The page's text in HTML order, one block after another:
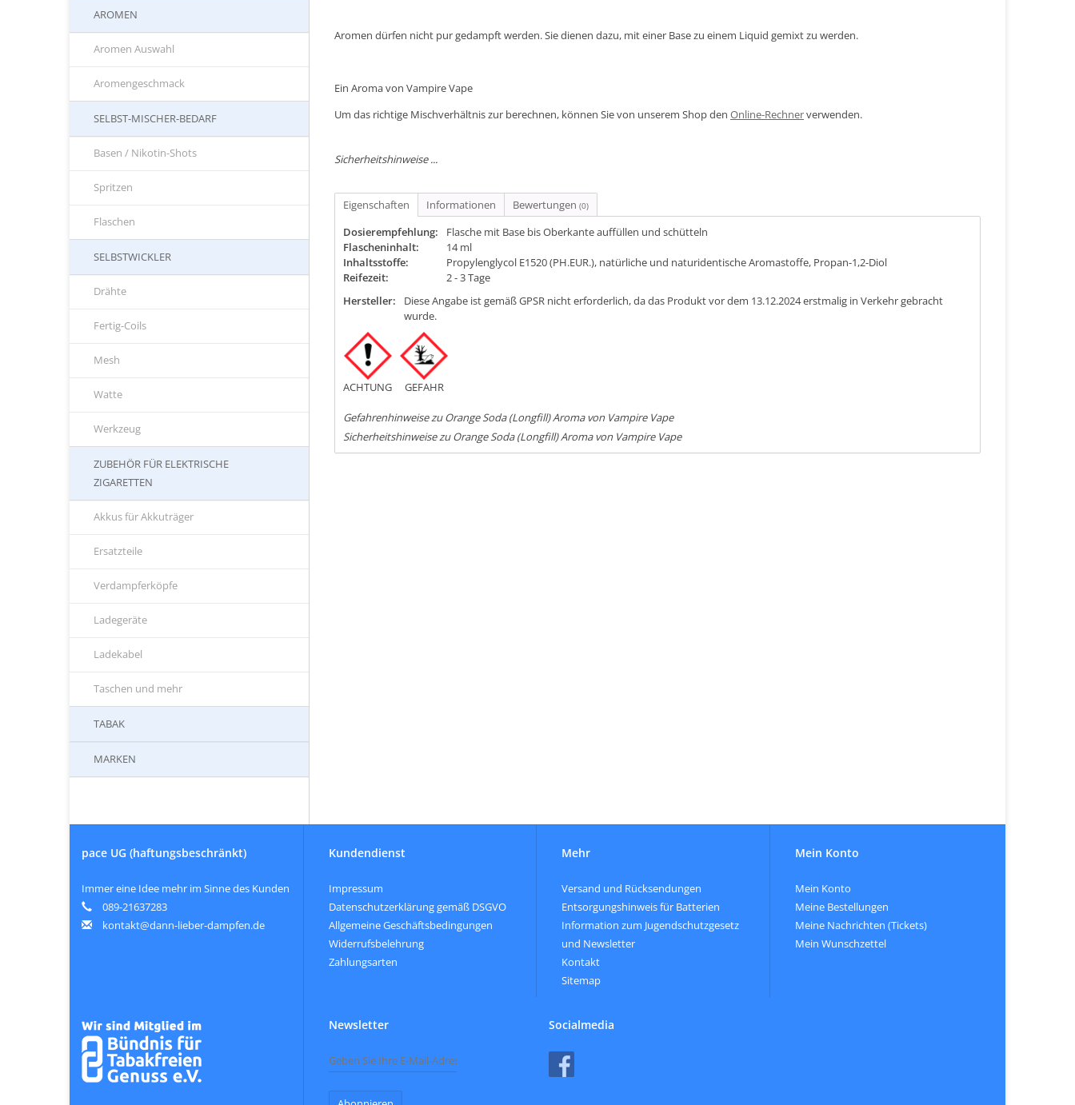
AROMEN
Aromen Auswahl
Aromengeschmack
SELBST-MISCHER-BEDARF
Basen / Nikotin-Shots
Spritzen
Flaschen
SELBSTWICKLER
Drähte
Fertig-Coils
Mesh
Watte
Werkzeug
ZUBEHÖR FÜR ELEKTRISCHE
ZIGARETTEN
Akkus für Akkuträger
Ersatzteile
Verdampferköpfe
Ladegeräte
Ladekabel
Taschen und mehr
TABAK
MARKEN
Aromen dürfen nicht pur gedampft werden. Sie dienen dazu, mit einer Base zu einem Liquid gemixt zu werden.
Ein Aroma von Vampire Vape
Um das richtige Mischverhältnis zur berechnen, können Sie von unserem Shop den Online-Rechnerverwenden.
Sicherheitshinweise ...
Eigenschaften Informationen Bewertungen (0)
Dosierempfehlung:
Flasche mit Base bis Oberkante auffüllen und schütteln
Flascheninhalt:
14 ml
Inhaltsstoffe:
Propylenglycol E1520 (PH.EUR.), natürliche und naturidentische Aromastoffe, Propan-1,2-Diol
Reifezeit:
2 - 3 Tage
Hersteller:
Diese Angabe ist gemäß GPSR nicht erforderlich, da das Produkt vor dem 13.12.2024 erstmalig in Verkehr gebracht
wurde.
ACHTUNG GEFAHR
Gefahrenhinweise zu Orange Soda (Longfill) Aroma von Vampire Vape
Sicherheitshinweise zu Orange Soda (Longfill) Aroma von Vampire Vape
pace UG (haftungsbeschränkt)
Immer eine Idee mehr im Sinne des Kunden
089-21637283
kontakt@dann-lieber-dampfen.de
Kundendienst
Impressum
Datenschutzerklärung gemäß DSGVO
Allgemeine Geschäftsbedingungen
Widerrufsbelehrung
Zahlungsarten
Mehr
Versand und Rücksendungen
Entsorgungshinweis für Batterien
Information zum Jugendschutzgesetz
und Newsletter
Kontakt
Sitemap
Mein Konto
Mein Konto
Meine Bestellungen
Meine Nachrichten (Tickets)
Mein Wunschzettel
Newsletter Socialmedia